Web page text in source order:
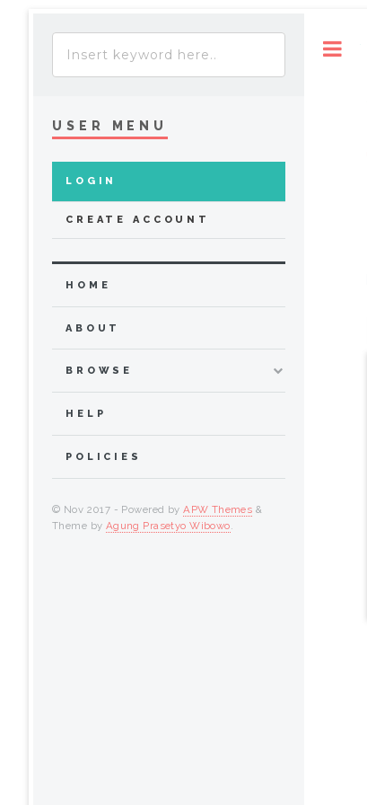
USER MENU
LOGIN
CREATE ACCOUNT
HOME
ABOUT
BROWSE
HELP
POLICIES
© Nov 2017 - Powered byAPW Themes &
Theme by Agung Prasetyo Wibowo